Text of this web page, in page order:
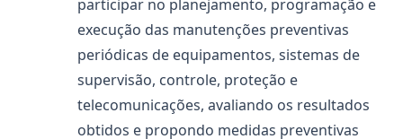
participar no planejamento, programação e
execução das manutenções preventivas
periódicas de equipamentos, sistemas de
supervisão, controle, proteção e
telecomunicações, avaliando os resultados
obtidos e propondo medidas preventivas